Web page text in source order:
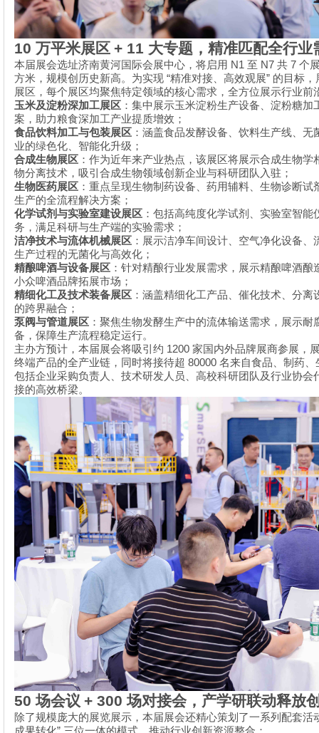
10 万平米展区 + 11 大专题，精准匹配全行业
本届展会选址济南黄河国际会展中心，将启用 N1 至 N7 共 7 个
方米，规模创历史新高。为实现 “精准对接、高效观展” 的目标
展区，每个展区均聚焦特定领域的核心需求，全方位展示行业前
玉米及淀粉深加工展区 ：集中展示玉米淀粉生产设备、淀粉糖
案，助力粮食深加工产业提质增效；
食品饮料加工与包装展区 ：涵盖食品发酵设备、饮料生产线、
业的绿色化、智能化升级；
合成生物展区 ：作为近年来产业热点，该展区将展示合成生物
物分离技术，吸引合成生物领域创新企业与科研团队入驻；
生物医药展区 ：重点呈现生物制药设备、药用辅料、生物诊断
生产的全流程解决方案；
化学试剂与实验室建设展区 ：包括高纯度化学试剂、实验室智
务，满足科研与生产端的实验需求；
洁净技术与流体机械展区 ：展示洁净车间设计、空气净化设备
生产过程的无菌化与高效化；
精酿啤酒与设备展区 ：针对精酿行业发展需求，展示精酿啤酒
小众啤酒品牌拓展市场；
精细化工及技术装备展区 ：涵盖精细化工产品、催化技术、分
的跨界融合；
泵阀与管道展区 ：聚焦生物发酵生产中的流体输送需求，展示
备，保障生产流程稳定运行。
主办方预计，本届展会将吸引约 1200 家国内外品牌展商参展，
终端产品的全产业链，同时将接待超 80000 名来自食品、制药
包括企业采购负责人、技术研发人员、高校科研团队及行业协会
接的高效桥梁。
50场会议 + 300场对接会，产学研联动释放
除了规模庞大的展览展示，本届展会还精心策划了一系列配套活
”